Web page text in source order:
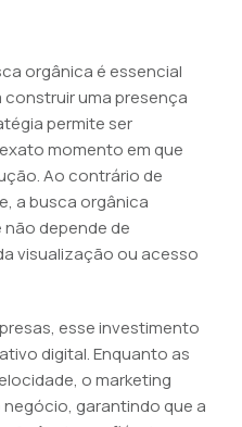
orgânica é essencial
uma presença
permite ser
momento em que
Ao contrário de
a busca orgânica
não depende de
visualização ou acesso
esse investimento
digital. Enquanto as
o marketing
garantindo que a